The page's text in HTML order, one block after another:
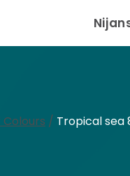
/ Tropical sea